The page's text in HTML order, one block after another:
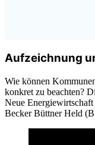
Aufzeichnung
Wie können
konkret zu beachten?
Neue
Becker Büttner Held